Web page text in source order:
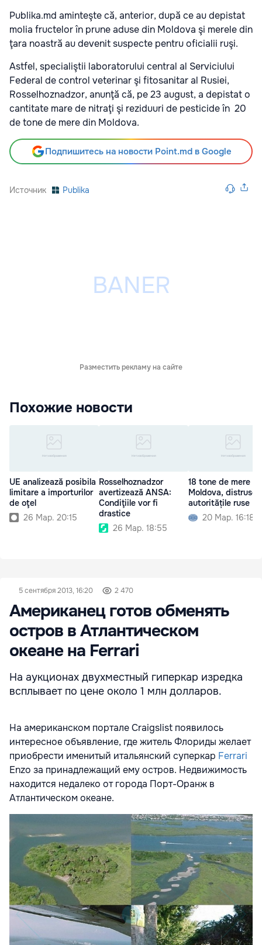
Publika.md aminteşte că, anterior, după ce au depistat
molia fructelor în prune aduse din Moldova şi merele din
ţara noastră au devenit suspecte pentru oficialii ruşi.
Astfel, specialiştii laboratorului central al Serviciului
Federal de control veterinar şi fitosanitar al Rusiei,
Rosselhoznadzor, anunţă că, pe 23 august, a depistat o
cantitate mare de nitraţi şi reziduuri de pesticide în 20
de tone de mere din Moldova.
Подпишитесь на новости Point.md в Google
Источник Publika
Разместить рекламу на сайте
Похожие новости
UE analizează posibila
limitare a importurilor
de oţel
26 Мар. 20:15
Rosselhoznadzor
avertizează ANSA:
Condiţiile vor fi
drastice
26 Мар. 18:55
18 tone de mere
Moldova, distruse
autoritățile ruse
20 Мар. 16:18
5 сентября 2013, 16:20 2 470
Американец готов обменять
остров в Атлантическом
океане на Ferrari
На аукционах двухместный гиперкар изредка
всплывает по цене около 1 млн долларов.
На американском портале Craigslist появилось
интересное объявление, где житель Флориды желает
приобрести именитый итальянский суперкар Ferrari
Enzo за принадлежащий ему остров. Недвижимость
находится недалеко от города Порт-Оранж в
Атлантическом океане.